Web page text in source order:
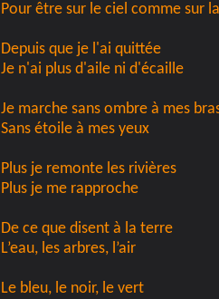
Pour être sur le ciel comme sur
Depuis que je l'ai quittée
Je n'ai plus d'aile ni d'écaille
Je marche sans ombre à mes
Sans étoile à mes yeux
Plus je remonte les rivières
Plus je me rapproche
De ce que disent à la terre
L’eau, les arbres, l’air
Le bleu, le noir, le vert